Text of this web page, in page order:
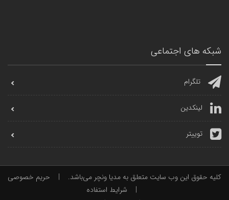
شبکه های اجتماعی
تلگرام
لینکدین
توییتر
کلیه حقوق این وب سایت متعلق به مدیا ونچر می‌باشد. |
حریم خصوصی
|
شرایط استفاده